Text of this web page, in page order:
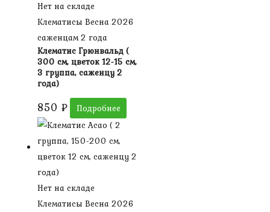
Нет на складе
Клематисы Весна 2026
саженцам 2 года
Клематис Грюнвальд (
300 см, цветок 12-15 см,
3 группа, саженцу 2
года)
850 ₽ Подробнее
Нет на складе
Клематисы Весна 2026